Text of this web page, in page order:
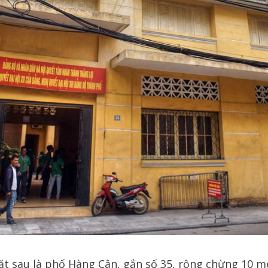
sau là phố Hàng Cân, gắn số 35, rộng chừng 10